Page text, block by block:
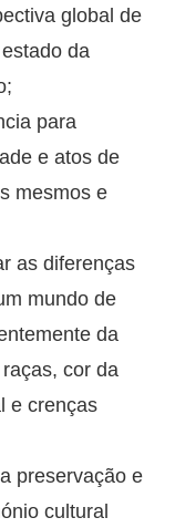
global de
da
para
e atos de
mesmos e
as diferenças
mundo de
da
cor da
e crenças
preservação e
cultural